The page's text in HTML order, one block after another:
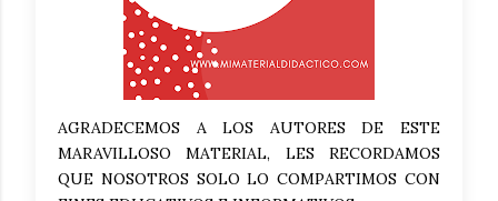
AGRADECEMOS A LOS AUTORES DE ESTE
MARAVILLOSO MATERIAL, LES RECORDAMOS
QUE NOSOTROS SOLO LO COMPARTIMOS CON